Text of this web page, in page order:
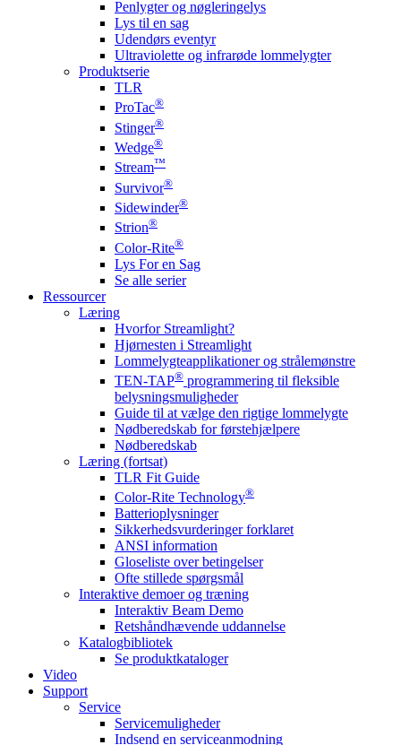
Penlygter og nøgleringelys
Lys til en sag
Udendørs eventyr
Ultraviolette og infrarøde lommelygter
Produktserie
TLR
ProTac®
Stinger®
Wedge®
Stream™
Survivor®
Sidewinder®
Strion®
Color-Rite®
Lys For en Sag
Se alle serier
Ressourcer
Læring
Hvorfor Streamlight?
Hjørnesten i Streamlight
Lommelygteapplikationer og strålemønstre
TEN-TAP® programmering til fleksible
belysningsmuligheder
Guide til at vælge den rigtige lommelygte
Nødberedskab for førstehjælpere
Nødberedskab
Læring (fortsat)
TLR Fit Guide
Color-Rite Technology®
Batterioplysninger
Sikkerhedsvurderinger forklaret
ANSI information
Gloseliste over betingelser
Ofte stillede spørgsmål
Interaktive demoer og træning
Interaktiv Beam Demo
Retshåndhævende uddannelse
Katalogbibliotek
Se produktkataloger
Video
Support
Service
Servicemuligheder
Indsend en serviceanmodning